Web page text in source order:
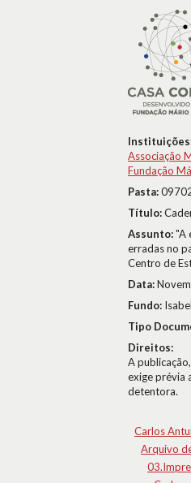
Associação
Fundação
Pasta:
Título:
Assunto:"A
erradas no
Centro de
Data:
Fundo:
Tipo
Direitos:
A
exige prévia
detentora.
Carlos
Arquivo